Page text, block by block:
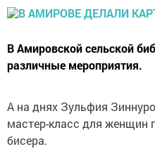
В Амировской сельской
различные мероприятия.
А на днях Зульфия
мастер-класс для женщин
бисера.